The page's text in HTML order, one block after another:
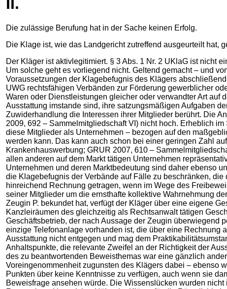
II.
Die zulässige Berufung hat in der Sache keinen Erfolg.
Die Klage ist, wie das Landgericht zutreffend ausgeurteilt hat,
Der Kläger ist aktivlegitimiert. § 3 Abs. 1 Nr. 2 UKlaG ist nicht
Um solche geht es vorliegend nicht. Geltend gemacht – und
Voraussetzungen der Klagebefugnis des Klägers
UWG rechtsfähigen Verbänden zur Förderung gewerblicher
Waren oder Dienstleistungen gleicher oder verwandter Art
Ausstattung imstande sind, ihre satzungsmäßigen Aufgaben
Zuwiderhandlung die Interessen ihrer Mitglieder berührt. Die
2009, 692 – Sammelmitgliedschaft VI) nicht hoch. Erheblich
diese Mitglieder als Unternehmen – bezogen auf den
werden kann. Das kann auch schon bei einer geringen Zahl
Krankenhauswerbung; GRUR 2007, 610 –
allen anderen auf dem Markt tätigen Unternehmen
Unternehmen und deren Marktbedeutung sind daher ebenso
die Klagebefugnis der Verbände auf Fälle zu beschränken,
hinreichend Rechnung getragen, wenn im Wege des
seiner Mitglieder um die ernsthafte kollektive Wahrnehmung
Zeugin P. bekundet hat, verfügt der Kläger über eine eigene
Kanzleiräumen des gleichzeitig als Rechtsanwalt tätigen
Geschäftsbetrieb, der nach Aussage der Zeugin überwiegend
einzige Telefonanlage vorhanden ist, die über eine Rechnung
Ausstattung nicht entgegen und mag dem
Anhaltspunkte, die relevante Zweifel an der Richtigkeit der
des zu beantwortenden Beweisthemas war eine gänzlich
Voreingenommenheit zugunsten des Klägers dabei – ebenso
Punkten über keine Kenntnisse zu verfügen, auch wenn sie
Beweisfrage ansehen würde. Die Wissenslücken wurden